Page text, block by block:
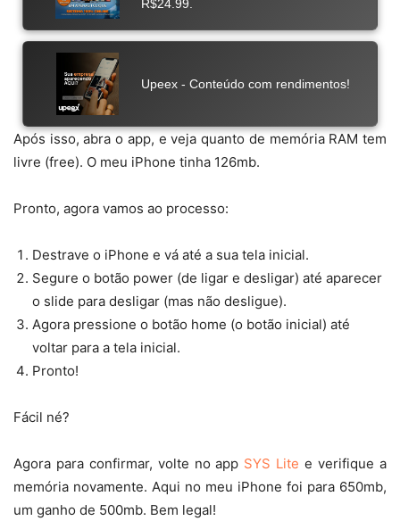
Após isso, abra o app, e veja quanto de memória RAM tem
livre (free). O meu iPhone tinha 126mb.
Pronto, agora vamos ao processo:
Destrave o iPhone e vá até a sua tela inicial.
Segure o botão power (de ligar e desligar) até aparecer
o slide para desligar (mas não desligue).
Agora pressione o botão home (o botão inicial) até
voltar para a tela inicial.
Pronto!
Fácil né?
Agora para confirmar, volte no app SYS Lite e verifique a
memória novamente. Aqui no meu iPhone foi para 650mb,
um ganho de 500mb. Bem legal!